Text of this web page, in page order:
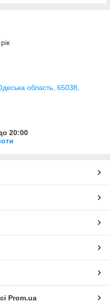
область, 65038,
20:00
Prom.ua